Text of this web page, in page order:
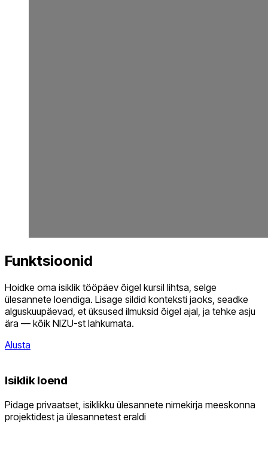
Funktsioonid
Hoidke oma isiklik tööpäev õigel kursil lihtsa, selge
ülesannete loendiga. Lisage sildid konteksti jaoks, seadke
alguskuupäevad, et üksused ilmuksid õigel ajal, ja tehke asju
ära — kõik NIZU-st lahkumata.
Alusta
Isiklik loend
Pidage privaatset, isiklikku ülesannete nimekirja meeskonna
projektidest ja ülesannetest eraldi